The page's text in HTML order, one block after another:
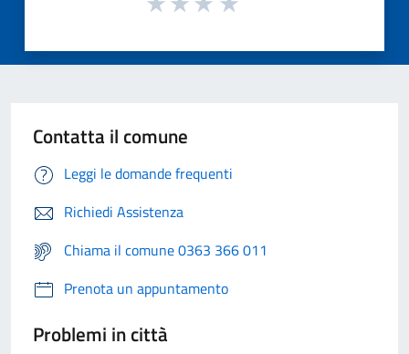
Contatta il comune
Leggi le domande frequenti
Richiedi Assistenza
Chiama il comune 0363 366 011
Prenota un appuntamento
Problemi in città